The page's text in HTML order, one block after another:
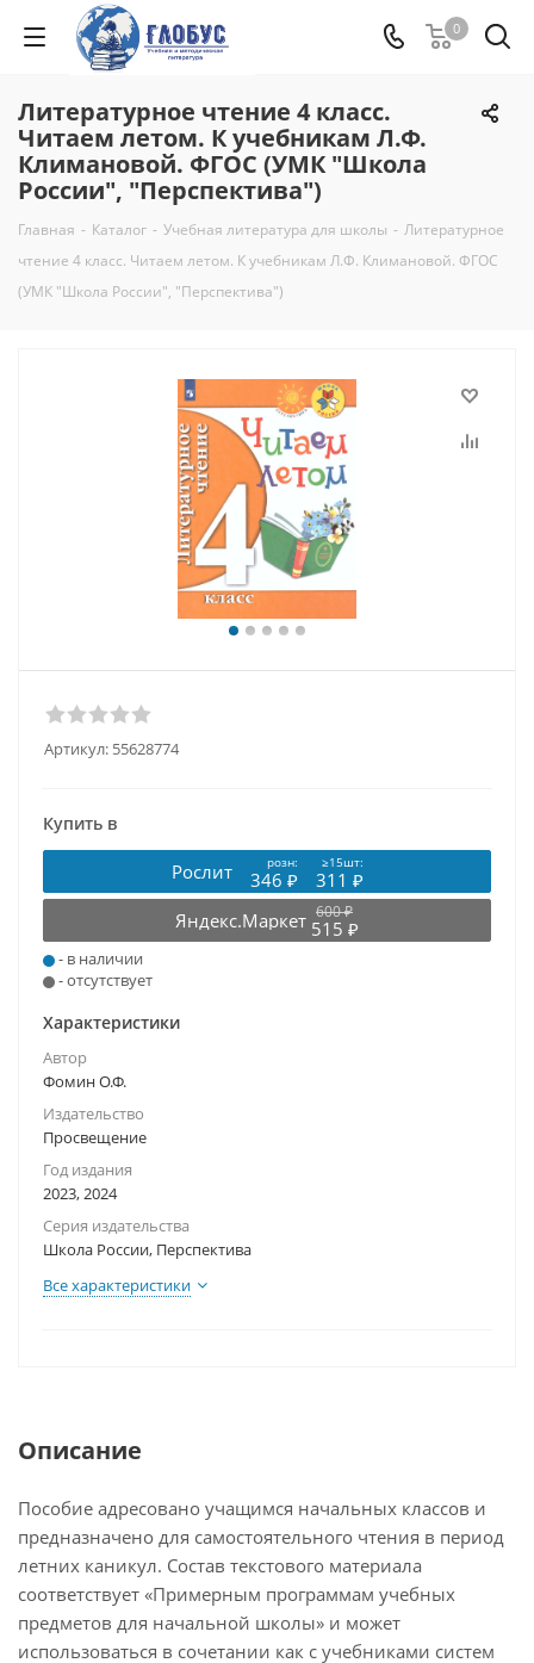
0
Литературное чтение 4 класс.
Читаем летом. К учебникам Л.Ф.
Климановой. ФГОС (УМК "Школа
России", "Перспектива")
Главная - Каталог - Учебная литература для школы - Литературное
чтение 4 класс. Читаем летом. К учебникам Л.Ф. Климановой. ФГОС
(УМК "Школа России", "Перспектива")
Артикул: 55628774
Купить в
Рослит розн: ≥15шт:
346 ₽
311 ₽
Яндекс.Маркет 600 ₽
515 ₽
- в наличии
- отсутствует
Характеристики
Автор
Фомин О.Ф.
Издательство
Просвещение
Год издания
2023, 2024
Серия издательства
Школа России, Перспектива
Все характеристики
Описание
Пособие адресовано учащимся начальных классов и
предназначено для самостоятельного чтения в период
летних каникул. Состав текстового материала
соответствует «Примерным программам учебных
предметов для начальной школы» и может
использоваться в сочетании как с учебниками систем